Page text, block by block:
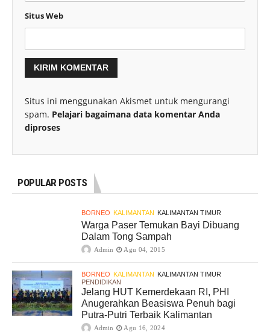
Situs Web
Situs ini menggunakan Akismet untuk mengurangi
spam. Pelajari bagaimana data komentar Anda
diproses
POPULAR POSTS
BORNEO KALIMANTAN KALIMANTAN TIMUR
Warga Paser Temukan Bayi Dibuang
Dalam Tong Sampah
Admin Agu 04, 2015
BORNEO KALIMANTAN KALIMANTAN TIMUR
PENDIDIKAN
Jelang HUT Kemerdekaan RI, PHI
Anugerahkan Beasiswa Penuh bagi
Putra-Putri Terbaik Kalimantan
Admin Agu 16, 2024